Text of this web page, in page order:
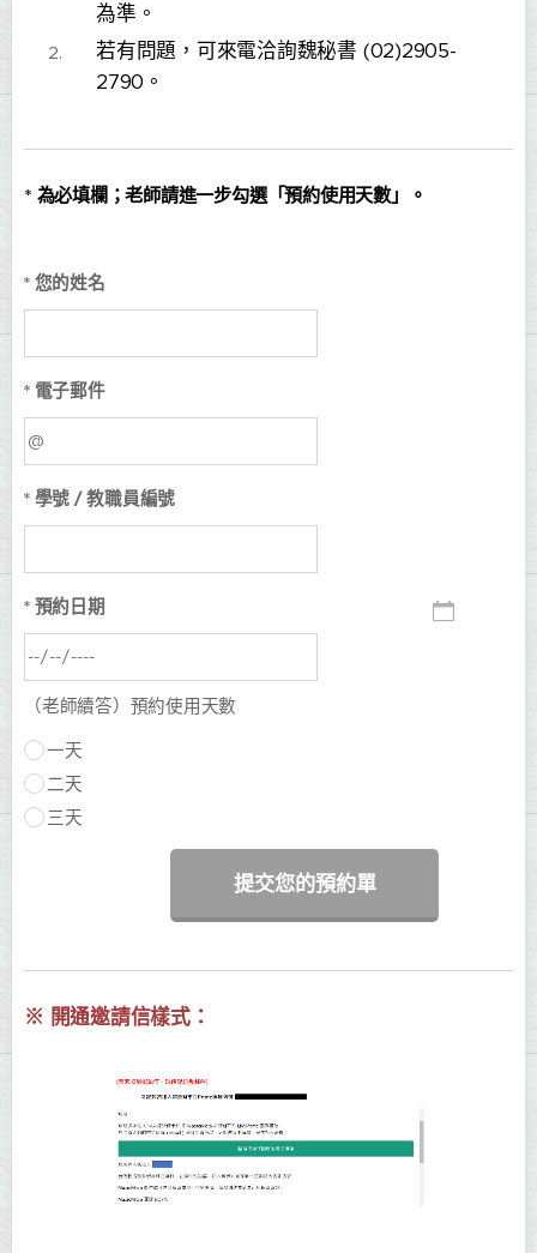
為準。
若有問題，可來電洽詢魏秘書 (02)2905-
2790。
* 為必填欄；老師請進一步勾選「預約使用天數」。
* 您的姓名
* 電子郵件
* 學號 / 教職員編號
* 預約日期
（老師續答）預約使用天數
一天
二天
三天
提交您的預約單
※ 開通邀請信樣式：